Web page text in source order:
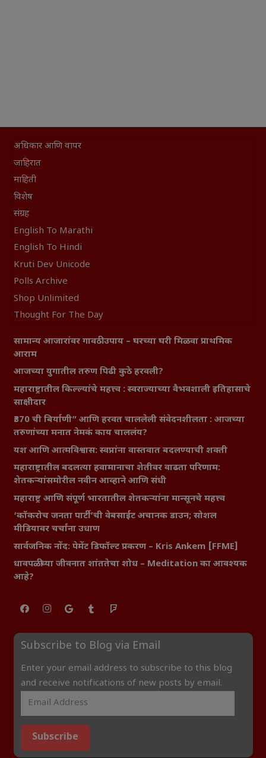
अधिकार आणि वापर
जाहिरात
माहिती
विशेष
संग्रह
English To Marathi
English To Hindi
Kruti Dev Unicode
Polls Archive
Shop Unlimited
Thought For The Day
सामान्य आजारांवर गावठी उपाय – घरच्या घरी मिळवा प्राथमिक
आराम
आजच्या युगातील तरुण पिढी कुठे हरवली?
महाराष्ट्रातील किल्ल्यांचे महत्त्व : स्वराज्याच्या वैभवशाली इतिहासाचे
साक्षीदार
₹370 ची बिर्याणी” आणि हरवत चाललेली संवेदनशीलता : आजच्या
तरुणांच्या मनात नेमकं काय चाललंय?
यश आणि आत्मविश्वास: स्वप्नांना वास्तवात बदलण्याची शक्ती
महाराष्ट्रातील बदलत्या हवामानाचा शेतीवर वाढता परिणाम:
शेतकऱ्यांसमोरील नवीन आव्हाने आणि संधी
महाराष्ट्र आणि संपूर्ण भारतातील शेतकऱ्यांना मान्सूनचे महत्त्व
‘कॉकरोच जनता पार्टी’ची वेबसाईट अचानक डाउन; सोशल
मीडियावर चर्चांना उधाण
सार्वजनिक नोंद: पेमेंट डिफॉल्ट प्रकरण – Kris Ankem [FFME]
धावपळीच्या जीवनात शांततेचा शोध – Meditation का आवश्यक
आहे?
Subscribe to Blog via Email
Enter your email address to subscribe to this blog
and receive notifications of new posts by email.
Subscribe